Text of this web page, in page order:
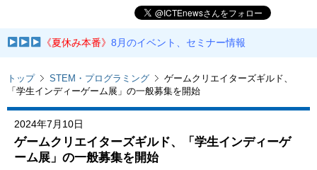
《夏休み本番》8月のイベント、セミナー情報
トップ STEM・プログラミング
ゲームクリエイターズギルド、
「学生インディーゲーム展」の一般募集を開始
2024年7月10日
ゲームクリエイターズギルド、「学生インディーゲ
ーム展」の一般募集を開始